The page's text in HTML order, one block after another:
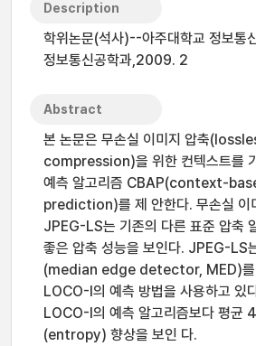
Description
학위논문(석사)--아주대학교 정보통
정보통신공학과,2009. 2
Abstract
본 논문은 무손실 이미지 압축
compression)을 위한 컨텍스트를
예측 알고리즘 CBAP(context-
prediction)를 제 안한다. 무손실 이
JPEG-LS는 기존의 다른 표준 압축
좋은 압축 성능을 보인다. JPEG-LS
(median edge detector, MED)를
LOCO-I의 예측 방법을 사용하고 있
LOCO-I의 예측 알고리즘보다 평균
(entropy) 향상을 보인 다.